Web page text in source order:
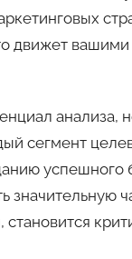
движет
анализа,
сегмент
успешного
значительную